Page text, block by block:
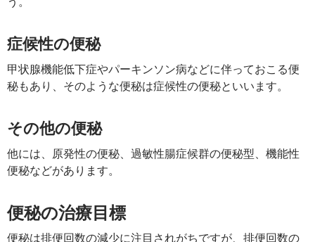
症候性の便秘
甲状腺機能低下症やパーキンソン病などに伴っておこる便
秘もあり、そのような便秘は症候性の便秘といいます。
その他の便秘
他には、原発性の便秘、過敏性腸症候群の便秘型、機能性
便秘などがあります。
便秘の治療目標
便秘は排便回数の減少に注目されがちですが、排便回数の